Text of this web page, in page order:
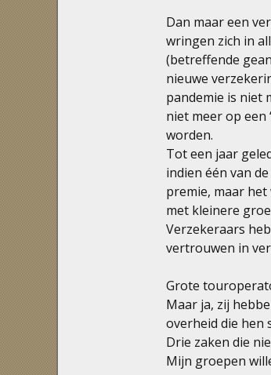
Dan maar een
wringen zich in
(betreffende
nieuwe
pandemie is niet
niet meer op
worden.
Tot een jaar
indien één van
premie, maar
met kleinere
Verzekeraars
vertrouwen in
Grote
Maar ja, zij
overheid die hen
Drie zaken die
Mijn groepen